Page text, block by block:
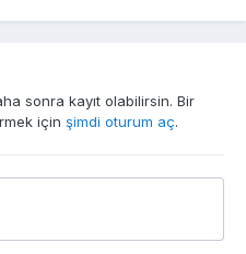
sonra kayıt olabilirsin. Bir
için şimdi oturum aç.